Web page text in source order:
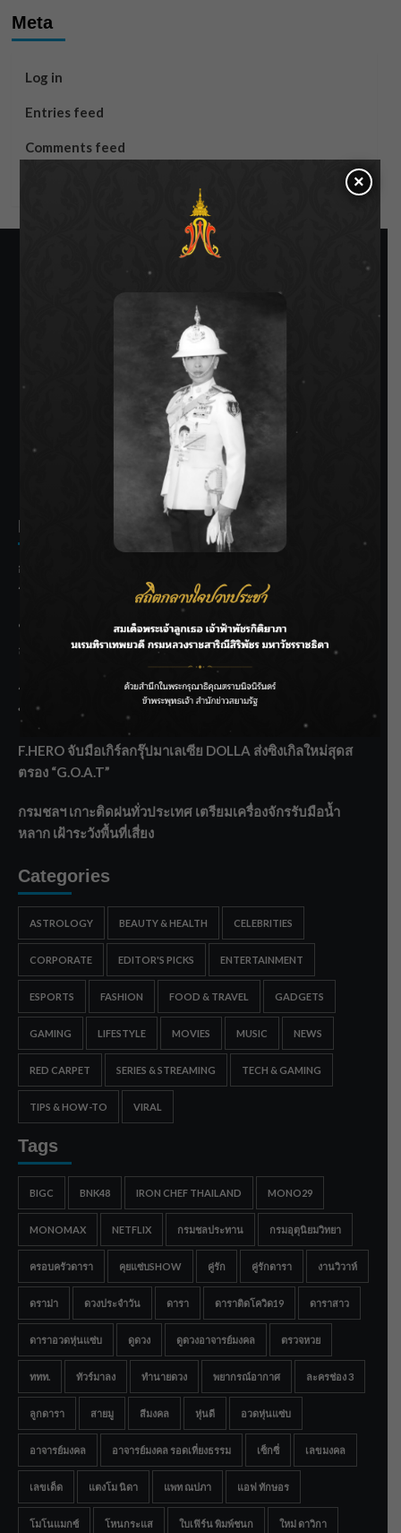
Meta
Log in
Entries feed
Comments feed
SIAMRATH VARIETY
THE BEST ENTERTAINMENT
Recent Posts
กรมชลฯ รับฟังประชาชน ติดตามแก้ปัญหาโครงการประตู
ระบายน้ำศรีสองรักฯ
‘แมน การิน’ แชร์ความเชื่อชวนคิด! “อยากกินอะไรหลังจาก
ลาโลกนี้ ให้ใส่บาตรสิ่งนั้นไว้ตอนยังมีชีวิต”
ราชเลขานุการในพระองค์ฯ ติดตามโครงการหุบกะพง–ห้วย
ทรายใต้ เสริมความมั่นคงน้ำเพชรบุรี
F.HERO จับมือเกิร์ลกรุ๊ปมาเลเซีย DOLLA ส่งซิงเกิลใหม่สุดส
ตรอง “G.O.A.T”
กรมชลฯ เกาะติดฝนทั่วประเทศ เตรียมเครื่องจักรรับมือน้ำ
หลาก เฝ้าระวังพื้นที่เสี่ยง
Categories
ASTROLOGY BEAUTY & HEALTH CELEBRITIES
CORPORATE EDITOR'S PICKS ENTERTAINMENT
ESPORTS FASHION FOOD & TRAVEL GADGETS
GAMING LIFESTYLE MOVIES MUSIC NEWS
RED CARPET SERIES & STREAMING TECH & GAMING
TIPS & HOW-TO VIRAL
Tags
BIGC BNK48 IRON CHEF THAILAND MONO29
MONOMAX NETFLIX กรมชลประทาน กรมอุตุนิยมวิทยา
ครอบครัวดารา คุยแซ่บSHOW คู่รัก คู่รักดารา งานวิวาห์
ดราม่า ดวงประจำวัน ดารา ดาราติดโควิด19 ดาราสาว
ดาราอวดหุ่นแซ่บ ดูดวง ดูดวงอาจารย์มงคล ตรวจหวย
ททท. ทัวร์มาลง ทำนายดวง พยากรณ์อากาศ ละครช่อง 3
ลูกดารา สายมู สีมงคล หุ่นดี อวดหุ่นแซ่บ
อาจารย์มงคล อาจารย์มงคล รอดเที่ยงธรรม เซ็กซี่ เลขมงคล
เลขเด็ด แตงโม นิดา แพท ณปภา แอฟ ทักษอร
โมโนแมกซ์ โหนกระแส ใบเฟิร์น พิมพ์ชนก ใหม่ ดาวิกา
×